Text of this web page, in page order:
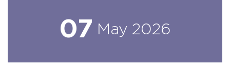
07 May 2026